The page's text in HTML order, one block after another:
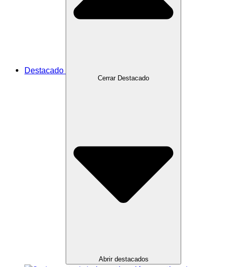
Destacado
Cerrar Destacado
Abrir destacados